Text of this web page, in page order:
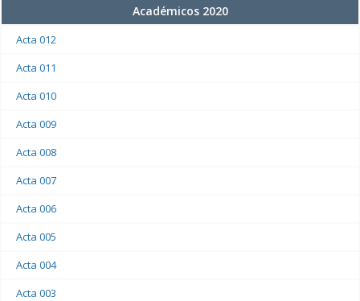
Académicos 2020
Acta 012
Acta 011
Acta 010
Acta 009
Acta 008
Acta 007
Acta 006
Acta 005
Acta 004
Acta 003